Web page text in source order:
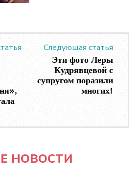
Следующая статья
Эти фото Леры
Кудрявцевой с
супругом поразили
многих!
НОВОСТИ